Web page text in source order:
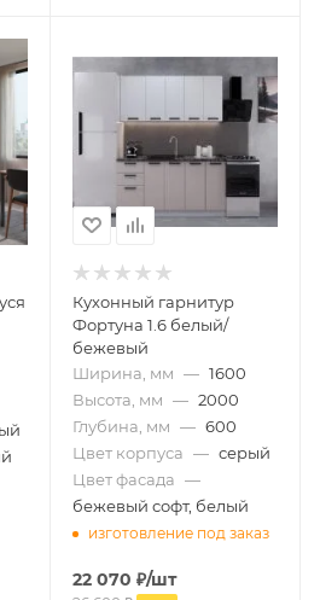
Кухонный гарнитур
Фортуна 1.6 белый/
бежевый
Ширина, мм — 1600
Высота, мм — 2000
Глубина, мм — 600
Цвет корпуса — серый
Цвет фасада —
бежевый софт, белый
изготовление под заказ
22 070 ₽/шт